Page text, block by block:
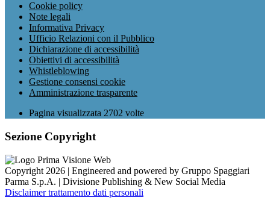
Cookie policy
Note legali
Informativa Privacy
Ufficio Relazioni con il Pubblico
Dichiarazione di accessibilità
Obiettivi di accessibilità
Whistleblowing
Gestione consensi cookie
Amministrazione trasparente
Pagina visualizzata 2702 volte
Sezione Copyright
Copyright 2026 | Engineered and powered by Gruppo Spaggiari
Parma S.p.A. | Divisione Publishing & New Social Media
Disclaimer trattamento dati personali